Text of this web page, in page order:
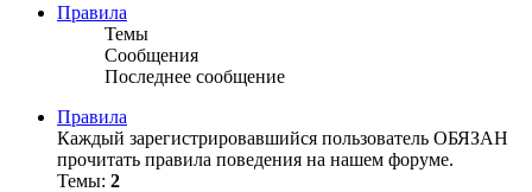
Правила
Темы
Сообщения
Последнее сообщение
Правила
Каждый зарегистрировавшийся пользователь ОБЯЗАН
прочитать правила поведения на нашем форуме.
Темы: 2